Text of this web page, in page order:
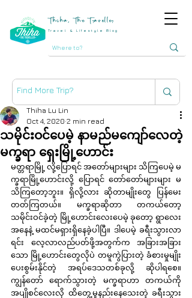
Thiha, The Traveller
Travel & Lifestyle Blog
သမိုင်းဝင်ပေမဲ့ နာမည်မကျော်လေတဲ့
မက္ခရာ ရှေးမြို့ဟောင်း
Thiha Lu Lin
Oct 4, 2020 2 min read
မတ္တရာမြို့ လို့ပြောရင် အတော်များများ သိကြပေမဲ့ မ
က္ခရာမြို့ဟောင်းလို့ ပြောရင် တော်တော်များများ မ
သိကြတော့ဘူး။ ရှိလို့လား ဆိုတာမျိုးတွေ ပြန်မေး
တတ်ကြတယ်။ မက္ခရာဆိုတာ တကယ်တော့
သမိုင်းဝင်ခဲ့တဲ့ မြို့ဟောင်းလေးပေမဲ့ ခုတော့ ရွာလေး
အနေနဲ့ မထင်မရှားရှိနေခဲ့ပါပြီ။ ဒါပေမဲ့ ခရီးသွားလာ
ရင်း လေ့လာလည်ပတ်ဖို့အတွက်က အခြားအခြား
သော မြို့ဟောင်းတွေလိုပဲ တမူကွဲပြားတဲ့ ခံစားမှုမျိုး
ပေးစွမ်းနိုင်တဲ့ အရပ်ဒေသတစ်ခုလို့ ဆိုပါရစေ။
ကျွန်တော် ရောက်သွားတဲ့ မက္ခရာဟာ တကယ်ကို
အပျိုစင်လေးလို ထိတွေ့မှုနည်းနေသေးတဲ့ ခရီးသွား